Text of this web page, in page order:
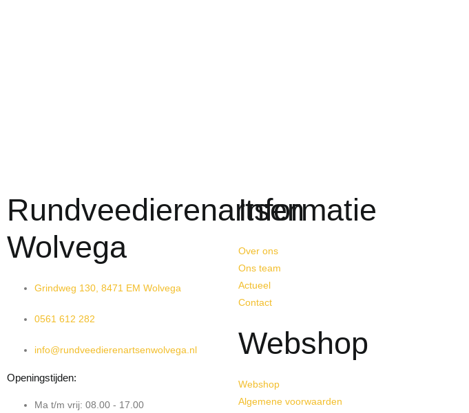
Rundveedierenartsen
Wolvega
Grindweg 130, 8471 EM Wolvega
0561 612 282
info@rundveedierenartsenwolvega.nl
Openingstijden:
Ma t/m vrij: 08.00 - 17.00
Informatie
Over ons
Ons team
Actueel
Contact
Webshop
Webshop
Algemene voorwaarden